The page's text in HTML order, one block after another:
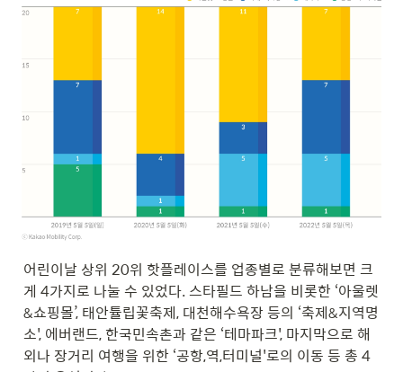
어린이날 상위 20위 핫플레이스를 업종별로 분류해보면 크
게 4가지로 나눌 수 있었다. 스타필드 하남을 비롯한 ‘아울렛
&쇼핑몰’, 태안튤립꽃축제, 대천해수욕장 등의 ‘축제&지역명
소', 에버랜드, 한국민속촌과 같은 ‘테마파크', 마지막으로 해
외나 장거리 여행을 위한 ‘공항,역,터미널'로의 이동 등 총 4